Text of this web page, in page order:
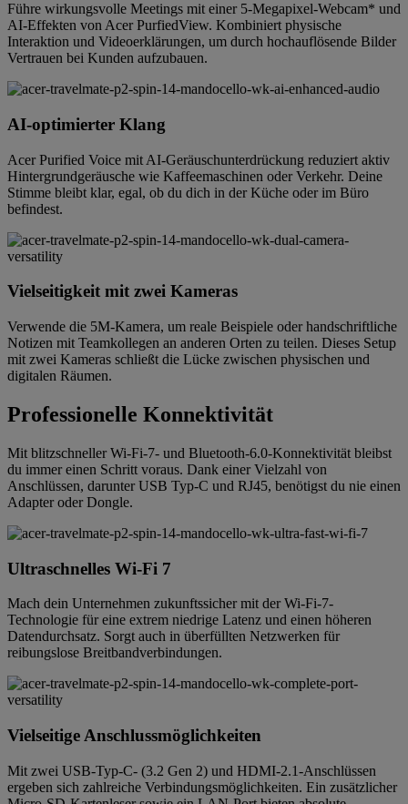
Führe wirkungsvolle Meetings mit einer 5-Megapixel-Webcam* und
AI-Effekten von Acer PurfiedView. Kombiniert physische
Interaktion und Videoerklärungen, um durch hochauflösende Bilder
Vertrauen bei Kunden aufzubauen.
AI-optimierter Klang
Acer Purified Voice mit AI-Geräuschunterdrückung reduziert aktiv
Hintergrundgeräusche wie Kaffeemaschinen oder Verkehr. Deine
Stimme bleibt klar, egal, ob du dich in der Küche oder im Büro
befindest.
Vielseitigkeit mit zwei Kameras
Verwende die 5M-Kamera, um reale Beispiele oder handschriftliche
Notizen mit Teamkollegen an anderen Orten zu teilen. Dieses Setup
mit zwei Kameras schließt die Lücke zwischen physischen und
digitalen Räumen.
Professionelle Konnektivität
Mit blitzschneller Wi-Fi-7- und Bluetooth-6.0-Konnektivität bleibst
du immer einen Schritt voraus. Dank einer Vielzahl von
Anschlüssen, darunter USB Typ-C und RJ45, benötigst du nie einen
Adapter oder Dongle.
Ultraschnelles Wi-Fi 7
Mach dein Unternehmen zukunftssicher mit der Wi-Fi-7-
Technologie für eine extrem niedrige Latenz und einen höheren
Datendurchsatz. Sorgt auch in überfüllten Netzwerken für
reibungslose Breitbandverbindungen.
Vielseitige Anschlussmöglichkeiten
Mit zwei USB-Typ-C- (3.2 Gen 2) und HDMI-2.1-Anschlüssen
ergeben sich zahlreiche Verbindungsmöglichkeiten. Ein zusätzlicher